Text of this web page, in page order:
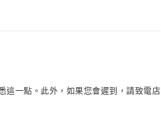
這一點。此外，如果您會遲到，請致電店